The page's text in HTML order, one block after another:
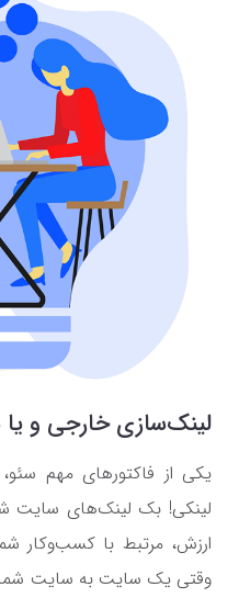
لینک‌سازی خارجی و
یکی از فاکتورهای مهم
لینکی! بک لینک‌های سایت
ارزش، مرتبط با کسب‌وکار
وقتی یک سایت به سایت